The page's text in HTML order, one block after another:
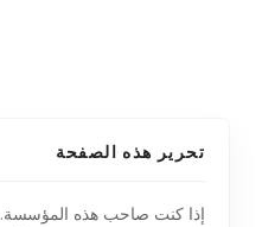
تحرير هذه الصفحة
إذا كنت صاحب هذه المؤسسة.